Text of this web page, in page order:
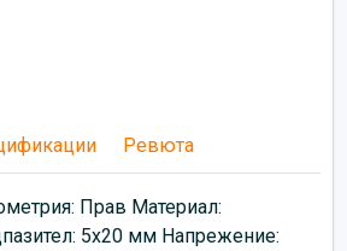
Ревюта
Прав Материал:
5х20 мм Напрежение: